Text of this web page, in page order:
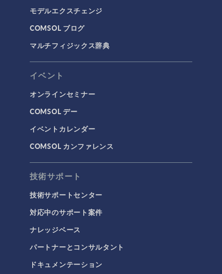
モデルエクスチェンジ
COMSOL ブログ
マルチフィジックス辞典
イベント
オンラインセミナー
COMSOL デー
イベントカレンダー
COMSOL カンファレンス
技術サポート
技術サポートセンター
対応中のサポート案件
ナレッジベース
パートナーとコンサルタント
ドキュメンテーション